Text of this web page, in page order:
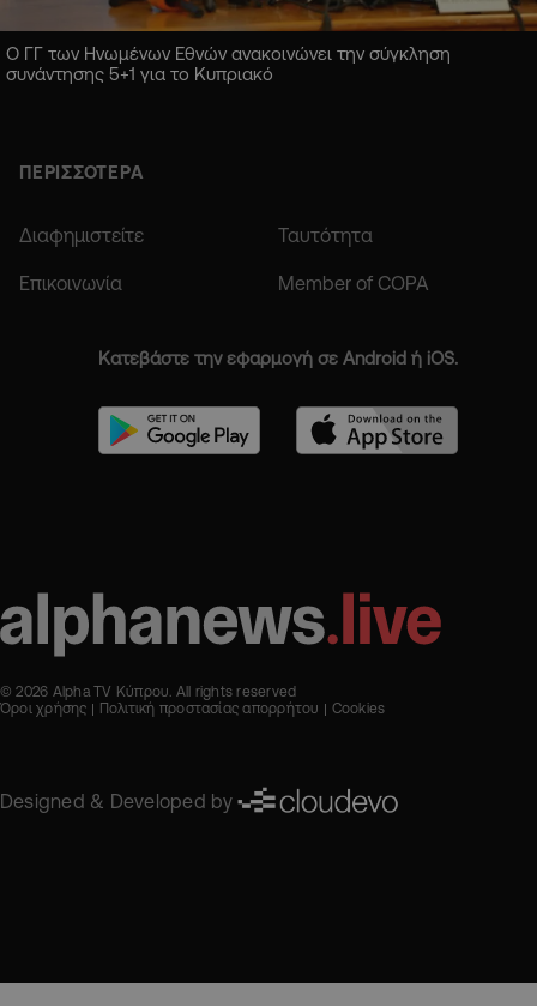
Ο ΓΓ των Ηνωμένων Εθνών ανακοινώνει την σύγκληση
συνάντησης 5+1 για το Κυπριακό
ΠΕΡΙΣΣΟΤΕΡΑ
Διαφημιστείτε Ταυτότητα
Επικοινωνία Member of COPA
Κατεβάστε την εφαρμογή σε Android ή iOS.
© 2026 Alpha TV Κύπρου. All rights reserved
Όροι χρήσης
Πολιτική προστασίας απορρήτου Cookies
Designed & Developed by